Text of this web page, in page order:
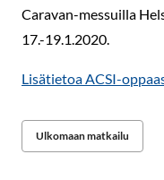
Caravan-messuilla
17.-19.1.2020.
Lisätietoa ACSI-
Ulkomaan matkailu